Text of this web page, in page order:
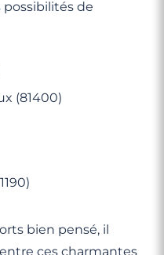
de
(81400)
bien pensé, il
ces charmantes